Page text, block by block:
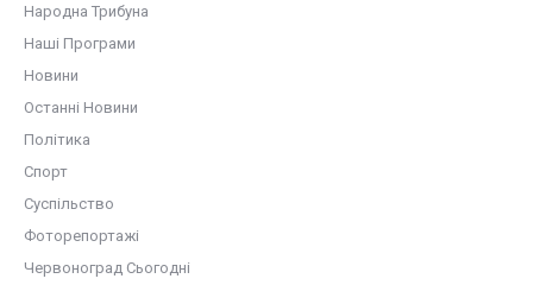
Народна Трибуна
Наші Програми
Новини
Останні Новини
Політика
Спорт
Суспільство
Фоторепортажі
Червоноград Сьогодні